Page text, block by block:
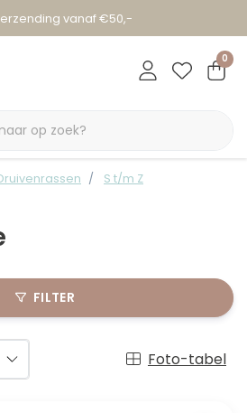
vanaf €50,-
0
S t/m Z
FILTER
Foto-tabel